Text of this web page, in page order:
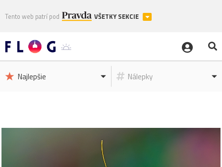
Tento web patrí pod VŠETKY SEKCIE
Najlepšie Nálepky